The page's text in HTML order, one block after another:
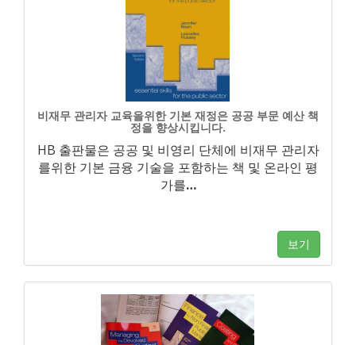
비재무 관리자 교육을위한 기본 재정은 공공 부문 예산 책
정을 향상시킵니다.
HB 출판물은 공공 및 비영리 단체에 비재무 관리자
를위한 기본 금융 기술을 포함하는 책 및 온라인 평
가를…
보기